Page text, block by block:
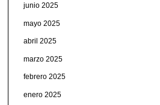
junio 2025
mayo 2025
abril 2025
marzo 2025
febrero 2025
enero 2025